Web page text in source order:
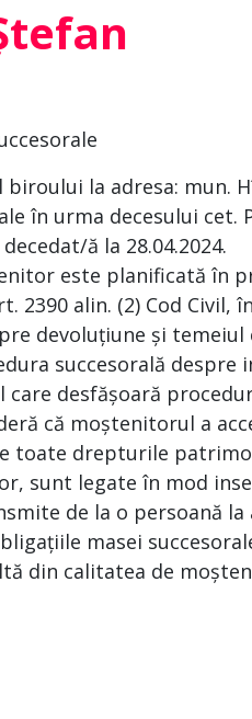
biroului la adresa: mun.
în urma decesului cet.
ă la 28.04.2024.
este planificată în
2390 alin. (2) Cod Civil,
devoluțiune și
succesorală
desfășoară
că moștenitorul a
toate drepturile
sunt legate în mod
de la o persoană
masei
din calitatea de